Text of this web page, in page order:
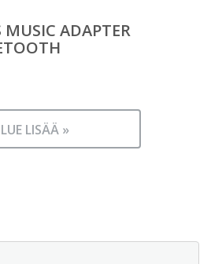
MUSIC ADAPTER
LUE LISÄÄ »